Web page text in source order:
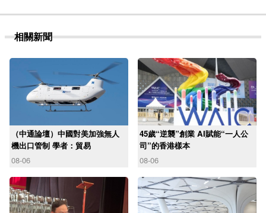
相關新聞
（中通論壇）中國對美加強無人
機出口管制 學者：貿易
08-06
45歲“逆襲”創業 AI賦能“一人公
司”的香港樣本
08-06